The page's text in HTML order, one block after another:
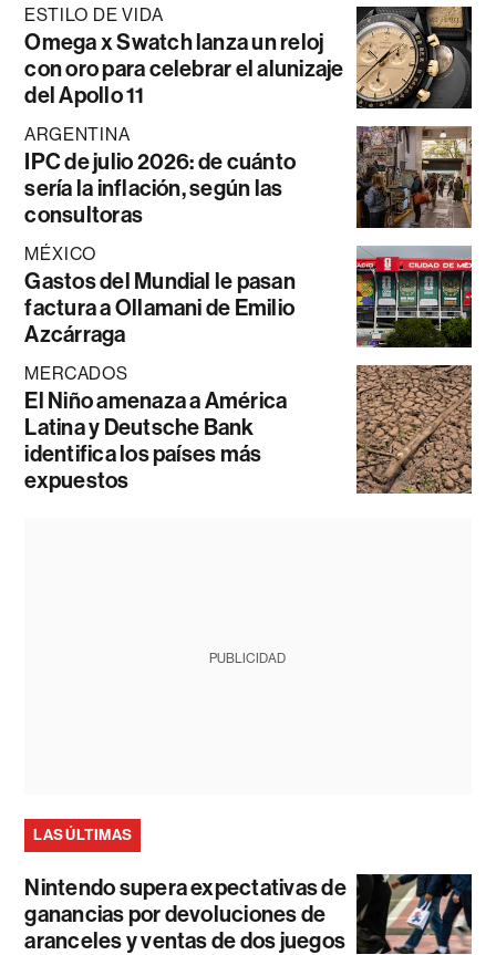
ESTILO DE VIDA
Omega x Swatch lanza un reloj
con oro para celebrar el alunizaje
del Apollo 11
ARGENTINA
IPC de julio 2026: de cuánto
sería la inflación, según las
consultoras
MÉXICO
Gastos del Mundial le pasan
factura a Ollamani de Emilio
Azcárraga
MERCADOS
El Niño amenaza a América
Latina y Deutsche Bank
identifica los países más
expuestos
PUBLICIDAD
LAS ÚLTIMAS
Nintendo supera expectativas de
ganancias por devoluciones de
aranceles y ventas de dos juegos